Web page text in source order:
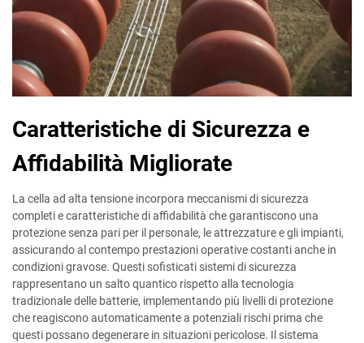
Caratteristiche di Sicurezza e
Affidabilità Migliorate
La cella ad alta tensione incorpora meccanismi di sicurezza
completi e caratteristiche di affidabilità che garantiscono una
protezione senza pari per il personale, le attrezzature e gli impianti,
assicurando al contempo prestazioni operative costanti anche in
condizioni gravose. Questi sofisticati sistemi di sicurezza
rappresentano un salto quantico rispetto alla tecnologia
tradizionale delle batterie, implementando più livelli di protezione
che reagiscono automaticamente a potenziali rischi prima che
questi possano degenerare in situazioni pericolose. Il sistema